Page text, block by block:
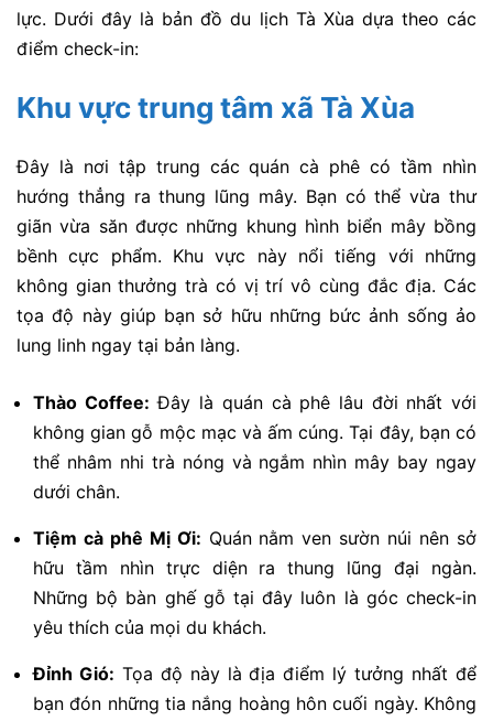
lực. Dưới đây là bản đồ du lịch Tà Xùa dựa theo các
điểm check-in:
Khu vực trung tâm xã Tà Xùa
Đây là nơi tập trung các quán cà phê có tầm nhìn
hướng thẳng ra thung lũng mây. Bạn có thể vừa thư
giãn vừa săn được những khung hình biển mây bồng
bềnh cực phẩm. Khu vực này nổi tiếng với những
không gian thưởng trà có vị trí vô cùng đắc địa. Các
tọa độ này giúp bạn sở hữu những bức ảnh sống ảo
lung linh ngay tại bản làng.
Thào Coffee: Đây là quán cà phê lâu đời nhất với
không gian gỗ mộc mạc và ấm cúng. Tại đây, bạn có
thể nhâm nhi trà nóng và ngắm nhìn mây bay ngay
dưới chân.
Tiệm cà phê Mị Ơi: Quán nằm ven sườn núi nên sở
hữu tầm nhìn trực diện ra thung lũng đại ngàn.
Những bộ bàn ghế gỗ tại đây luôn là góc check-in
yêu thích của mọi du khách.
Đỉnh Gió: Tọa độ này là địa điểm lý tưởng nhất để
bạn đón những tia nắng hoàng hôn cuối ngày. Không